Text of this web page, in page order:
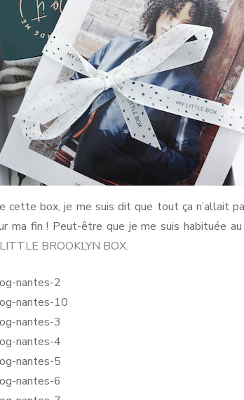
cette box, je me suis dit que tout ça n’allait
ma fin ! Peut-être que je me suis habituée
BROOKLYN BOX.